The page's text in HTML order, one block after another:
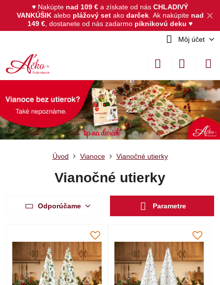
✕
♥ Nakúpte nad 109 € a získate od nás CHLADIVÝ
VANKÚŠIKalebo plážový set akodarček. Ak nakúpite nad
149 € , dostanete od nás zadarmo piknikovú deku ♥
Môj účet
Úvod Vianoce Vianočné utierky
Vianočné utierky
Odporúčame Parametre